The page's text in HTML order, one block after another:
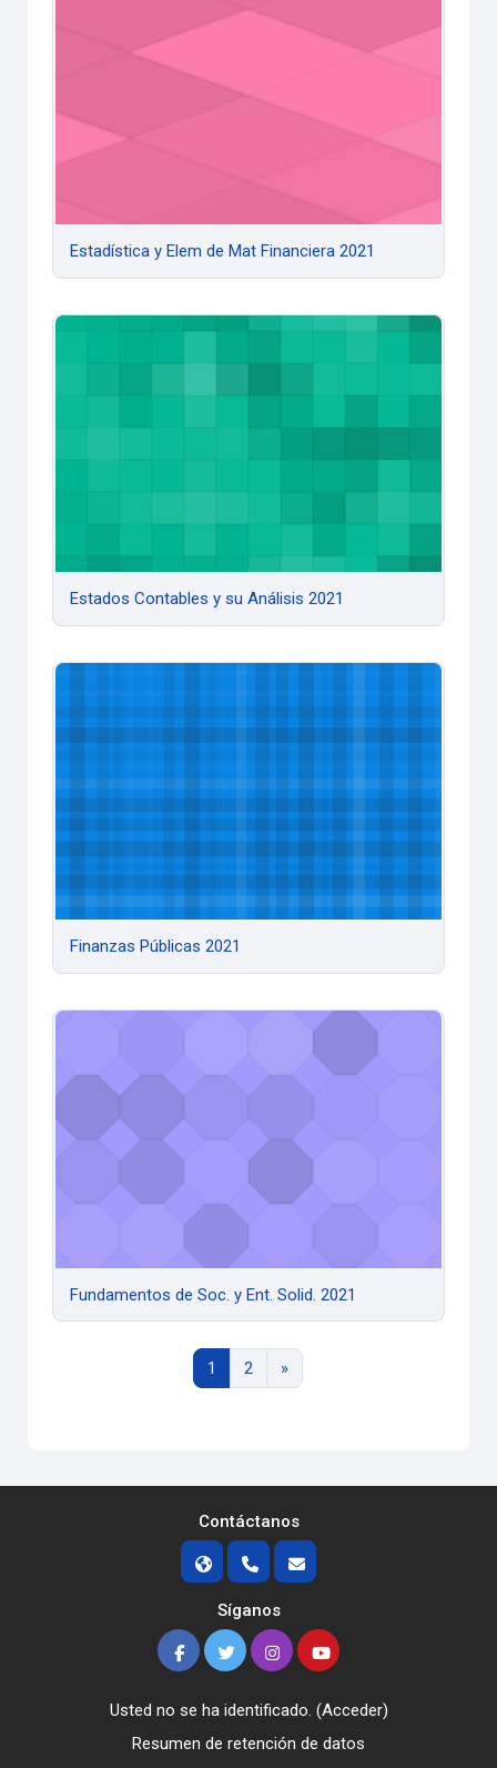
Estadística y Elem de Mat Financiera 2021
Estados Contables y su Análisis 2021
Estados Contables y su Análisis 2021
Finanzas Públicas 2021
Fundamentos de Soc. y Ent. Solid. 2021
Fundamentos de Soc. y Ent. Solid. 2021
1 Página 1
2Página 2
»Siguiente página
Contáctanos
Síganos
Usted no se ha identificado. (Acceder)
Resumen de retención de datos